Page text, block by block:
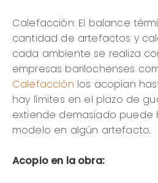
Calefacción: El balance
cantidad de artefactos y
cada ambiente se realiza
empresas barilochenses
Calefacción los acopian
hay límites en el plazo de
extiende demasiado puede
modelo en algún artefacto.
Acopio en la obra: